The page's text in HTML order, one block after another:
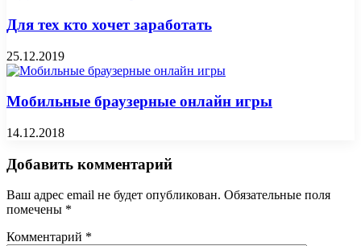
Для тех кто хочет заработать
25.12.2019
Мобильные браузерные онлайн игры
14.12.2018
Добавить комментарий
Ваш адрес email не будет опубликован. Обязательные поля
помечены *
Комментарий *